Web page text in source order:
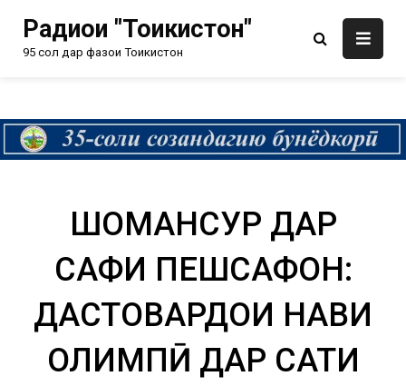
Радиои "Тоҷикистон"
95 сол дар фазои Тоҷикистон
ШОҲМАНСУР ДАР
САФИ ПЕШСАФОН:
ДАСТОВАРДҲОИ НАВИ
ОЛИМПӢ ДАР САТҲИ